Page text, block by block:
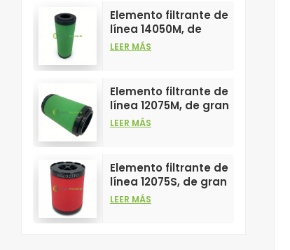
comprimido.
Elemento filtrante de
línea 14050M, de
gran venta y alto
comprimido.
LEER MÁS
Elemento filtrante de
línea 12075M, de gran
venta y alto
comprimido.
LEER MÁS
Elemento filtrante de
línea 12075S, de gran
venta y alto
LEER MÁS